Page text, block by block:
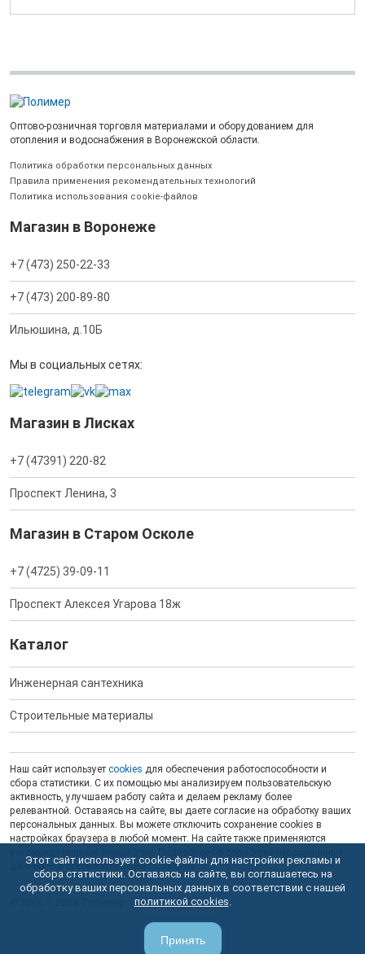
Оптово-розничная торговля материалами и оборудованием для
отопления и водоснабжения в Воронежской области.
Политика обработки персональных данных
Правила применения рекомендательных технологий
Политика использования cookie-файлов
Магазин в Воронеже
+7 (473) 250-22-33
+7 (473) 200-89-80
Ильюшина, д.10Б
Мы в социальных сетях:
Магазин в Лисках
+7 (47391) 220-82
Проспект Ленина, 3
Магазин в Старом Осколе
+7 (4725) 39-09-11
Проспект Алексея Угарова 18ж
Каталог
Инженерная сантехника
Строительные материалы
Наш сайт использует cookies для обеспечения работоспособности и
сбора статистики. С их помощью мы анализируем пользовательскую
активность, улучшаем работу сайта и делаем рекламу более
релевантной. Оставаясь на сайте, вы даете согласие на обработку ваших
персональных данных. Вы можете отключить сохранение cookies в
настройках браузера в любой момент. На сайте также применяются
данных — в соответствующейПолитике.
Этот сайт использует cookie-файлы для настройки рекламы и
сбора статистики. Оставаясь на сайте, вы соглашаетесь на
обработку ваших персональных данных в соответствии с нашей
политикой cookies.
Принять